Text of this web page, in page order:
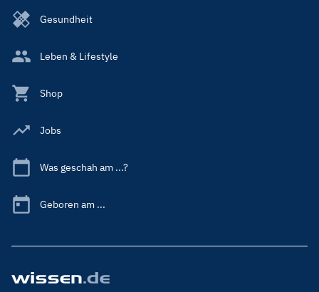
Gesundheit
Leben & Lifestyle
Shop
Jobs
Was geschah am ...?
Geboren am ...